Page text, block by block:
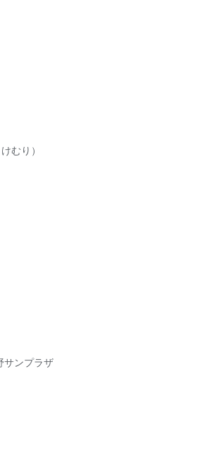
むり）
サンプラザ